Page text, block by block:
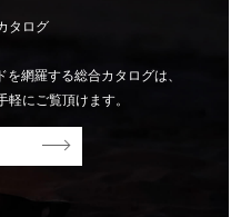
タログ
網羅する総合カタログは、
にご覧頂けます。